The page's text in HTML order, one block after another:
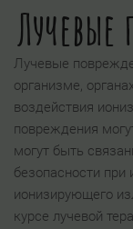
Лучевые
организме,
воздействия
повреждения
могут быть
безопасности при
ионизирующего
курсе лучевой